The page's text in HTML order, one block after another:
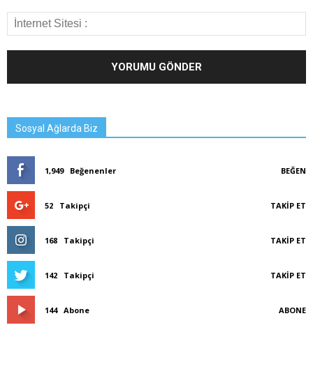
Sosyal Ağlarda Biz
1,949 Beğenenler BEĞEN
52 Takipçi TAKIP ET
168 Takipçi TAKIP ET
142 Takipçi TAKIP ET
144 Abone ABONE